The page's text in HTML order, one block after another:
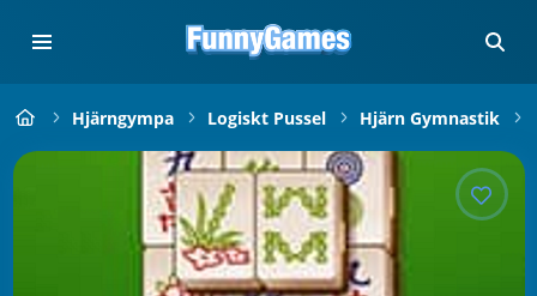
Hjärngympa Logiskt Pussel Hjärn Gymnastik